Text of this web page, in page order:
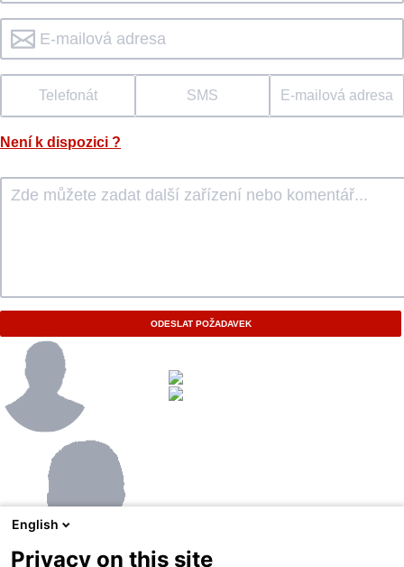
Telefonát SMS E-mailová adresa
Není k dispozici ?
ODESLAT POŽADAVEK
English
Privacy on this site